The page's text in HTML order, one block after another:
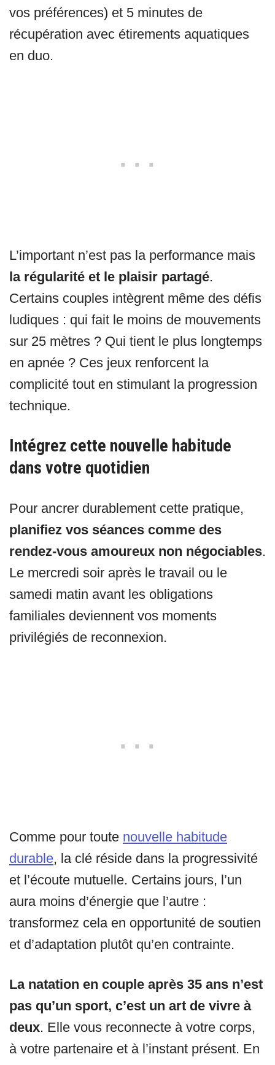
vos préférences) et 5 minutes de
récupération avec étirements aquatiques
en duo.
L’important n’est pas la performance mais
la régularité et le plaisir partagé.
Certains couples intègrent même des défis
ludiques : qui fait le moins de mouvements
sur 25 mètres ? Qui tient le plus longtemps
en apnée ? Ces jeux renforcent la
complicité tout en stimulant la progression
technique.
Intégrez cette nouvelle habitude
dans votre quotidien
Pour ancrer durablement cette pratique,
planifiez vos séances comme des
rendez-vous amoureux non négociables.
Le mercredi soir après le travail ou le
samedi matin avant les obligations
familiales deviennent vos moments
privilégiés de reconnexion.
Comme pour toute nouvelle habitude
durable, la clé réside dans la progressivité
et l’écoute mutuelle. Certains jours, l’un
aura moins d’énergie que l’autre :
transformez cela en opportunité de soutien
et d’adaptation plutôt qu’en contrainte.
La natation en couple après 35 ans n’est
pas qu’un sport, c’est un art de vivre à
deux. Elle vous reconnecte à votre corps,
à votre partenaire et à l’instant présent. En